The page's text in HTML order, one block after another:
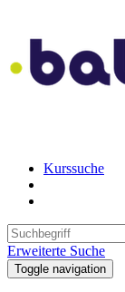
Kurssuche
Erweiterte Suche
Toggle navigation